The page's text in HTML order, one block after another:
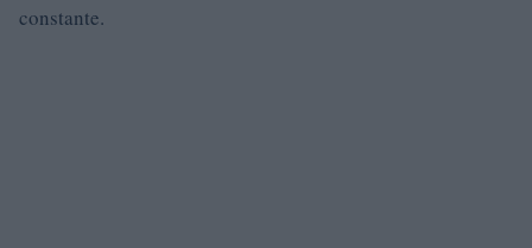
constante.